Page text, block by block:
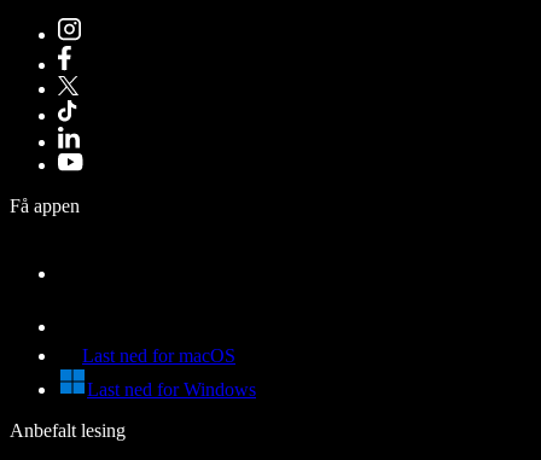
Få appen
Last ned for macOS
Last ned for Windows
Anbefalt lesing